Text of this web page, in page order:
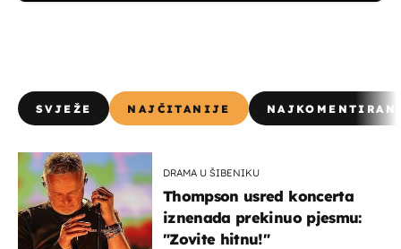
SVJEŽE NAJČITANIJE
DRAMA U ŠIBENIKU
Thompson usred koncerta
iznenada prekinuo pjesmu:
"Zovite hitnu!"